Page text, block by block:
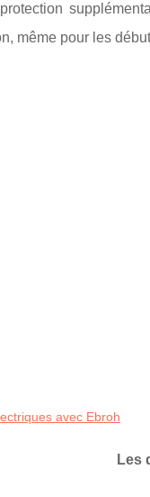
même pour les
avec Ebroh
Les